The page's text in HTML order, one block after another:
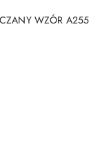
WZÓR A255